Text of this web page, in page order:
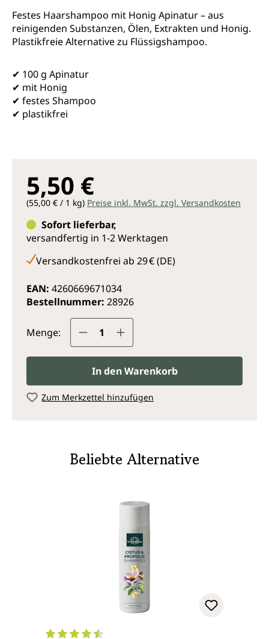
Festes Haarshampoo mit Honig Apinatur – aus
reinigenden Substanzen, Ölen, Extrakten und Honig.
Plastikfreie Alternative zu Flüssigshampoo.
✔ 100 g Apinatur
✔ mit Honig
✔ festes Shampoo
✔ plastikfrei
5,50 €
(55,00 € / 1 kg) Preise inkl. MwSt. zzgl. Versandkosten
Sofort lieferbar,
versandfertig in 1-2 Werktagen
Versandkostenfrei ab 29 € (DE)
EAN: 4260669671034
Bestellnummer: 28926
Menge: Produkt Anzahl: Gib den
In den Warenkorb
Zum Merkzettel hinzufügen
Beliebte Alternative